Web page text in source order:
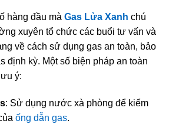
hàng đầu mà Gas Lửa Xanh chú
xuyên tổ chức các buổi tư vấn và
về cách sử dụng gas an toàn, bảo
định kỳ. Một số biện pháp an toàn
ý:
: Sử dụng nước xà phòng để kiểm
ống dẫn gas.